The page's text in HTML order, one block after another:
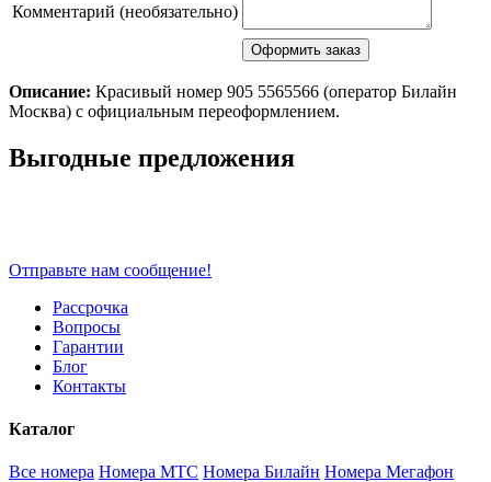
Комментарий (необязательно)
Описание: Красивый номер 905 5565566 (оператор Билайн
Москва) с официальным переоформлением.
Scroll
Up
Выгодные предложения
Отправьте нам сообщение!
Рассрочка
Вопросы
Гарантии
Блог
Контакты
Каталог
Все номера Номера МТС Номера Билайн Номера Мегафон